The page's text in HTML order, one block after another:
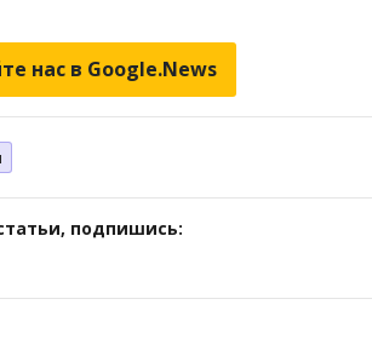
нас в Google.News
подпишись: